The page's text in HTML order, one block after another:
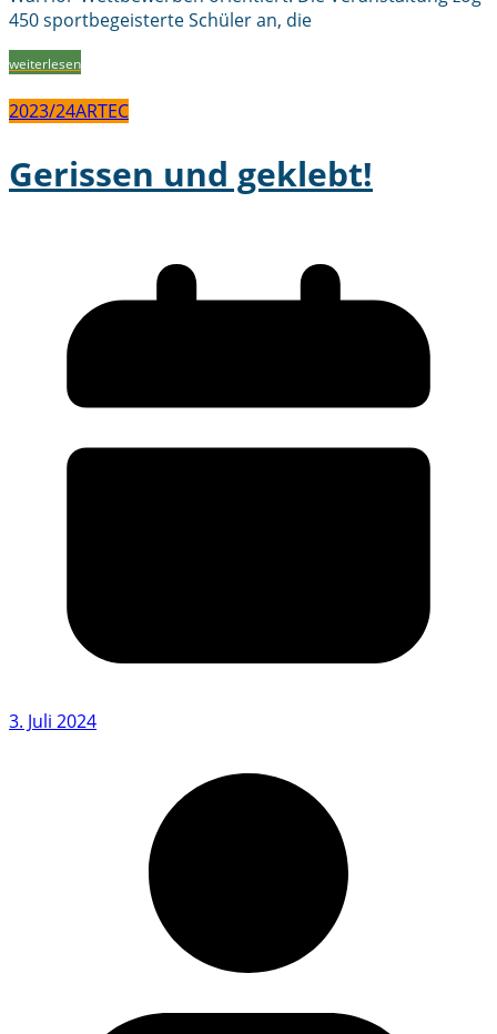
450 sportbegeisterte Schüler an, die
weiterlesen
2023/24ARTEC
Gerissen und geklebt!
3. Juli 2024